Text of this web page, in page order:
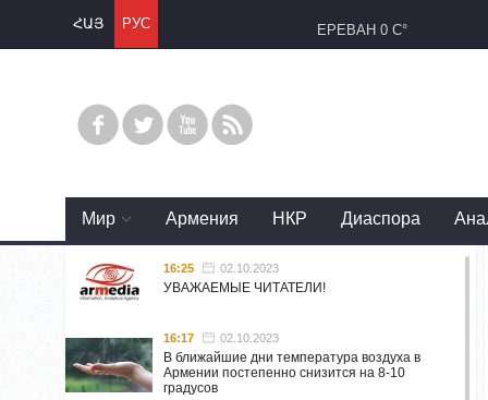
ՀԱՅ РУС ЕРЕВАН 0 C°
Mир Армения НКР Диаспора
16:25 02.10.2023
УВАЖАЕМЫЕ ЧИТАТЕЛИ!
16:17 02.10.2023
В ближайшие дни температура воздуха в
Армении постепенно снизится на 8-10
градусов